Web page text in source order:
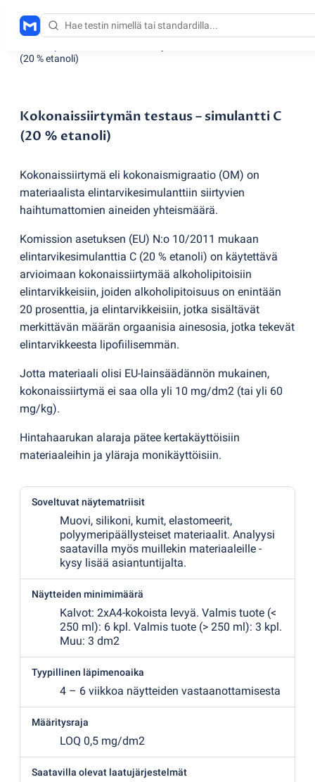
(20 % etanoli)
Kokonaissiirtymän testaus – simulantti C
(20 % etanoli)
Kokonaissiirtymä eli kokonaismigraatio (OM) on
materiaalista elintarvikesimulanttiin siirtyvien
haihtumattomien aineiden yhteismäärä.
Komission asetuksen (EU) N:o 10/2011 mukaan
elintarvikesimulanttia C (20 % etanoli) on käytettävä
arvioimaan kokonaissiirtymää alkoholipitoisiin
elintarvikkeisiin, joiden alkoholipitoisuus on enintään
20 prosenttia, ja elintarvikkeisiin, jotka sisältävät
merkittävän määrän orgaanisia ainesosia, jotka tekevät
elintarvikkeesta lipofiilisemmän.
Jotta materiaali olisi EU-lainsäädännön mukainen,
kokonaissiirtymä ei saa olla yli 10 mg/dm2 (tai yli 60
mg/kg).
Hintahaarukan alaraja pätee kertakäyttöisiin
materiaaleihin ja yläraja monikäyttöisiin.
Soveltuvat näytematriisit
Muovi, silikoni, kumit, elastomeerit,
polyymeripäällysteiset materiaalit. Analyysi
saatavilla myös muillekin materiaaleille -
kysy lisää asiantuntijalta.
Näytteiden minimimäärä
Kalvot: 2xA4-kokoista levyä. Valmis tuote (<
250 ml): 6 kpl. Valmis tuote (> 250 ml): 3 kpl.
Muu: 3 dm2
Tyypillinen läpimenoaika
4 – 6 viikkoa näytteiden vastaanottamisesta
Määritysraja
LOQ 0,5 mg/dm2
Saatavilla olevat laatujärjestelmät